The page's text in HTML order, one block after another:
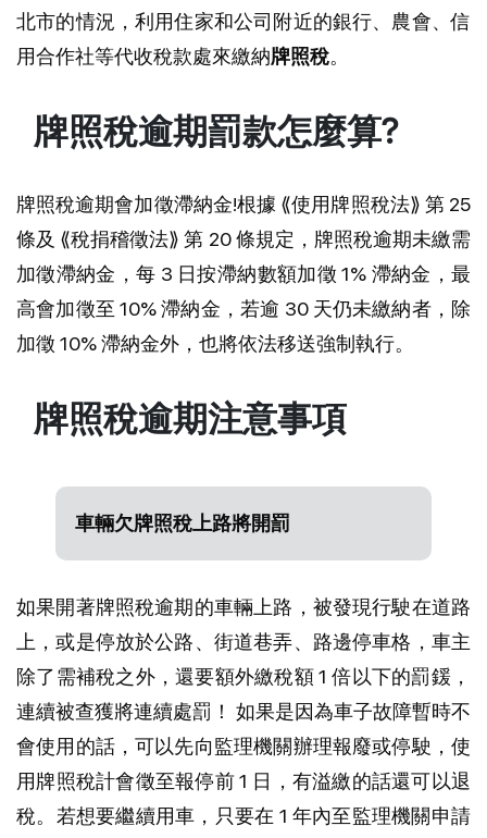
北市的情況，利用住家和公司附近的銀行、農會、信
用合作社等代收稅款處來繳納牌照稅。
牌照稅逾期罰款怎麼算?
牌照稅逾期會加徵滯納金!根據 ⟪使用牌照稅法⟫ 第 25
條及 ⟪稅捐稽徵法⟫ 第 20 條規定，牌照稅逾期未繳需
加徵滯納金，每 3 日按滯納數額加徵 1% 滯納金，最
高會加徵至 10% 滯納金，若逾 30 天仍未繳納者，除
加徵 10% 滯納金外，也將依法移送強制執行。
牌照稅逾期注意事項
車輛欠牌照稅上路將開罰
如果開著牌照稅逾期的車輛上路，被發現行駛在道路
上，或是停放於公路、街道巷弄、路邊停車格，車主
除了需補稅之外，還要額外繳稅額 1 倍以下的罰鍰，
連續被查獲將連續處罰！ 如果是因為車子故障暫時不
會使用的話，可以先向監理機關辦理報廢或停駛，使
用牌照稅計會徵至報停前 1 日，有溢繳的話還可以退
稅。若想要繼續用車，只要在 1 年內至監理機關申請